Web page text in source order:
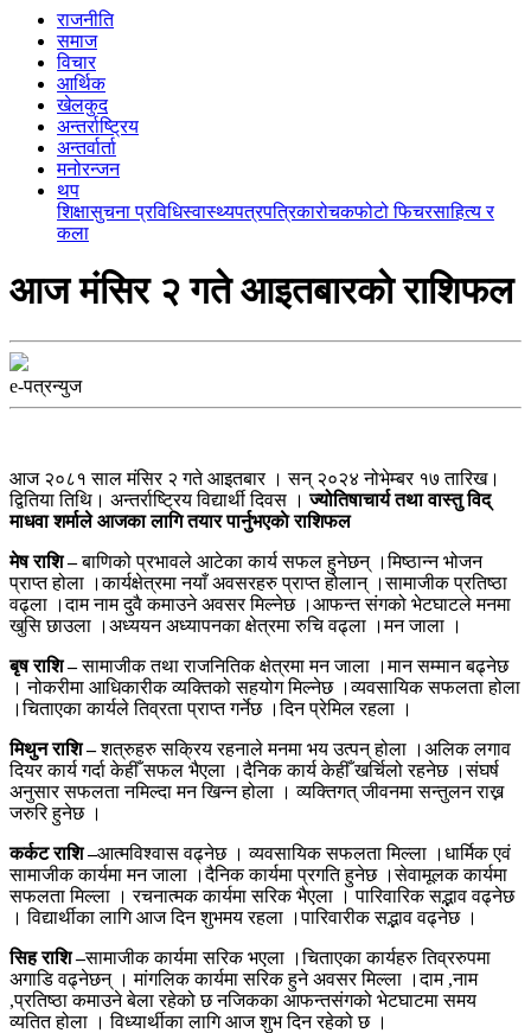
राजनीति
समाज
विचार
आर्थिक
खेलकुद
अन्तर्राष्ट्रिय
अन्तर्वार्ता
मनोरन्जन
थप
शिक्षासुचना प्रविधिस्वास्थ्यपत्रपत्रिकारोचकफोटो फिचरसाहित्य र
कला
आज मंसिर २ गते आइतबारकाे राशिफल
e-पत्रन्युज
आज २०८१ साल मंसिर २ गते आइतबार । सन् २०२४ नोभेम्बर १७ तारिख।
द्वितिया तिथि। अन्तर्राष्ट्रिय विद्यार्थी दिवस ।ज्योतिषाचार्य तथा वास्तु विद्
माधवा शर्माले आजका लागि तयार पार्नुभएकाे राशिफल
मेष राशि –बाणिको प्रभावले आटेका कार्य सफल हुनेछन् ।मिष्ठान्न भोजन
प्राप्त होला ।कार्यक्षेत्रमा नयाँ अवसरहरु प्राप्त होलान् ।सामाजीक प्रतिष्ठा
वढ्ला ।दाम नाम दुवै कमाउने अवसर मिल्नेछ ।आफन्त संगको भेटघाटले मनमा
खुसि छाउला ।अध्ययन अध्यापनका क्षेत्रमा रुचि वढ्ला ।मन जाला ।
बृष राशि –सामाजीक तथा राजनितिक क्षेत्रमा मन जाला ।मान सम्मान बढ्नेछ
। नोकरीमा आधिकारीक व्यक्तिको सहयोग मिल्नेछ ।व्यवसायिक सफलता होला
।चिताएका कार्यले तिव्रता प्राप्त गर्नेछ ।दिन प्रेमिल रहला ।
मिथुन राशि –शत्रुहरु सक्रिय रहनाले मनमा भय उत्पन् होला ।अलिक लगाव
दियर कार्य गर्दा केहीँ सफल भैएला ।दैनिक कार्य केहीँ खर्चिलो रहनेछ ।संघर्ष
अनुसार सफलता नमिल्दा मन खिन्न होला । व्यक्तिगत् जीवनमा सन्तुलन राख्न
जरुरि हुनेछ ।
कर्कट राशि –आत्मविश्वास वढ्नेछ । व्यवसायिक सफलता मिल्ला ।धार्मिक एवं
सामाजीक कार्यमा मन जाला ।दैनिक कार्यमा प्रगति हुनेछ ।सेवामूलक कार्यमा
सफलता मिल्ला । रचनात्मक कार्यमा सरिक भैएला । पारिवारिक सद्भाव वढ्नेछ
। विद्यार्थीका लागि आज दिन शुभमय रहला ।पारिवारीक सद्भाव वढ्नेछ ।
सिह राशि –सामाजीक कार्यमा सरिक भएला ।चिताएका कार्यहरु तिव्ररुपमा
अगाडि वढ्नेछन् । मांगलिक कार्यमा सरिक हुने अवसर मिल्ला ।दाम ,नाम
,प्रतिष्ठा कमाउने बेला रहेको छ नजिकका आफन्तसंगको भेटघाटमा समय
व्यतित होला । विध्यार्थीका लागि आज शुभ दिन रहेको छ ।